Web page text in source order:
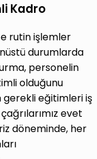
Kadro
rutin işlemler
durumlarda
personelin
olduğunu
gerekli eğitimleri iş
evet
döneminde, her